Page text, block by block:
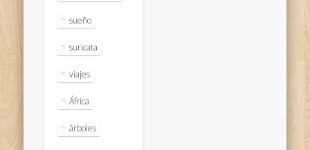
sueño
suricata
viajes
África
árboles